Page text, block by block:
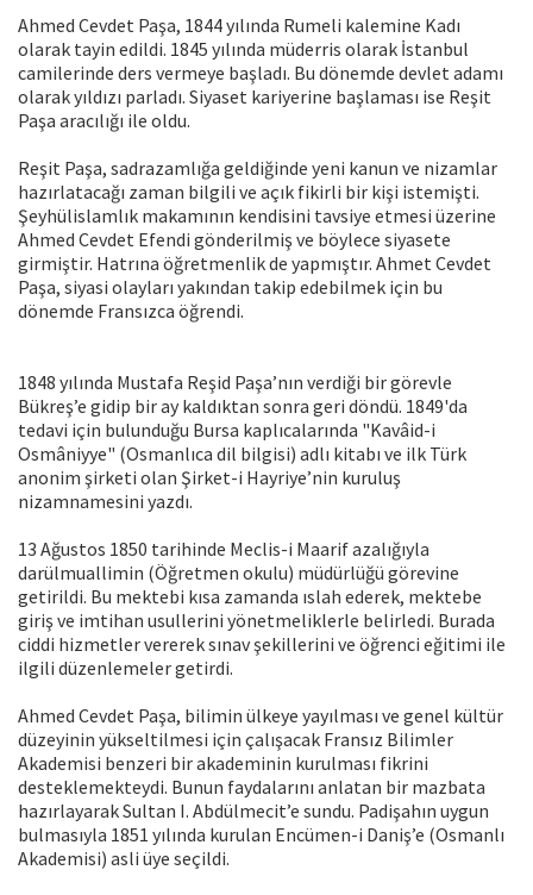
Ahmed Cevdet Paşa, 1844 yılında Rumeli kalemine Kadı
olarak tayin edildi. 1845 yılında müderris olarak İstanbul
camilerinde ders vermeye başladı. Bu dönemde devlet adamı
olarak yıldızı parladı. Siyaset kariyerine başlaması ise Reşit
Paşa aracılığı ile oldu.
Reşit Paşa, sadrazamlığa geldiğinde yeni kanun ve nizamlar
hazırlatacağı zaman bilgili ve açık fikirli bir kişi istemişti.
Şeyhülislamlık makamının kendisini tavsiye etmesi üzerine
Ahmed Cevdet Efendi gönderilmiş ve böylece siyasete
girmiştir. Hatrına öğretmenlik de yapmıştır. Ahmet Cevdet
Paşa, siyasi olayları yakından takip edebilmek için bu
dönemde Fransızca öğrendi.
1848 yılında Mustafa Reşid Paşa’nın verdiği bir görevle
Bükreş’e gidip bir ay kaldıktan sonra geri döndü. 1849'da
tedavi için bulunduğu Bursa kaplıcalarında "Kavâid-i
Osmâniyye" (Osmanlıca dil bilgisi) adlı kitabı ve ilk Türk
anonim şirketi olan Şirket-i Hayriye’nin kuruluş
nizamnamesini yazdı.
13 Ağustos 1850 tarihinde Meclis-i Maarif azalığıyla
darülmuallimin (Öğretmen okulu) müdürlüğü görevine
getirildi. Bu mektebi kısa zamanda ıslah ederek, mektebe
giriş ve imtihan usullerini yönetmeliklerle belirledi. Burada
ciddi hizmetler vererek sınav şekillerini ve öğrenci eğitimi ile
ilgili düzenlemeler getirdi.
Ahmed Cevdet Paşa, bilimin ülkeye yayılması ve genel kültür
düzeyinin yükseltilmesi için çalışacak Fransız Bilimler
Akademisi benzeri bir akademinin kurulması fikrini
desteklemekteydi. Bunun faydalarını anlatan bir mazbata
hazırlayarak Sultan I. Abdülmecit’e sundu. Padişahın uygun
bulmasıyla 1851 yılında kurulan Encümen-i Daniş’e (Osmanlı
Akademisi) asli üye seçildi.